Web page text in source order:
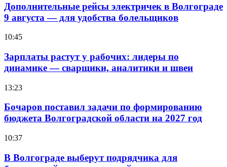
Дополнительные рейсы электричек в Волгограде
9 августа — для удобства болельщиков
10:45
Зарплаты растут у рабочих: лидеры по
динамике — сварщики, аналитики и швеи
13:23
Бочаров поставил задачи по формированию
бюджета Волгоградской области на 2027 год
10:37
В Волгограде выберут подрядчика для